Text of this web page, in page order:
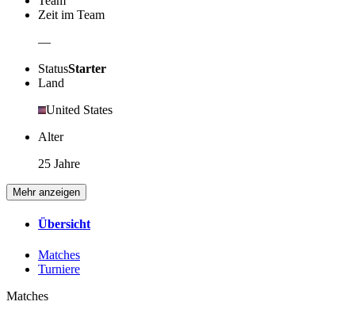
Zeit im Team
—
StatusStarter
Land
United States
Alter
25 Jahre
Mehr anzeigen
Übersicht
Matches
Turniere
Matches